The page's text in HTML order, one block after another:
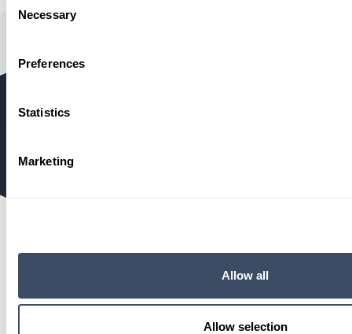
Selection
Necessary
Preferences
Statistics
Marketing
Allow all
Allow selection
Route